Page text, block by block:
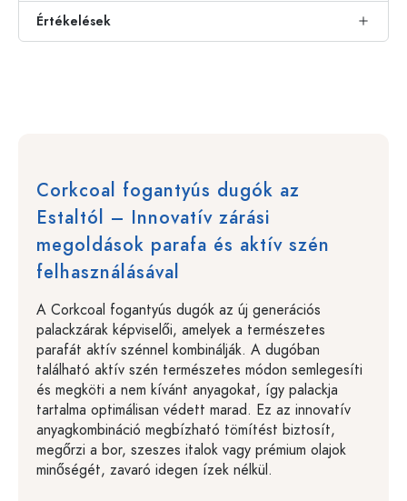
Értékelések
Corkcoal fogantyús dugók az
Estaltól – Innovatív zárási
megoldások parafa és aktív szén
felhasználásával
A Corkcoal fogantyús dugók az új generációs
palackzárak képviselői, amelyek a természetes
parafát aktív szénnel kombinálják. A dugóban
található aktív szén természetes módon semlegesíti
és megköti a nem kívánt anyagokat, így palackja
tartalma optimálisan védett marad. Ez az innovatív
anyagkombináció megbízható tömítést biztosít,
megőrzi a bor, szeszes italok vagy prémium olajok
minőségét, zavaró idegen ízek nélkül.